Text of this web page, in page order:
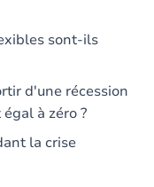
sont-ils
d'une récession
à zéro ?
la crise